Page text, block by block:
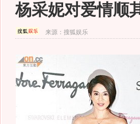
杨采妮对爱情顺
来源：搜狐娱乐